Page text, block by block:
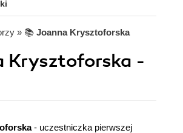
» 📚 Joanna Krysztoforska
Krysztoforska -
- uczestniczka pierwszej